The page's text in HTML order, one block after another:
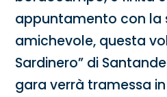
appuntamento con la
amichevole, questa
Sardinero” di
gara verrà tramessa